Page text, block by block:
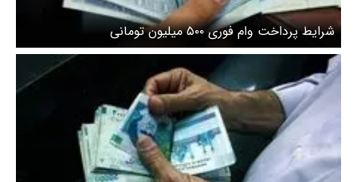
شرایط پرداخت وام فوری ۵۰۰ میلیون تومانی